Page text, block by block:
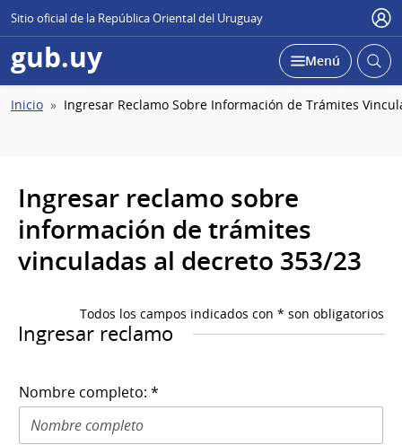
Sitio oficial de la República Oriental del Uruguay
gub.uy Desplegar
Menú Abrir
Ruta
Inicio Ingresar Reclamo Sobre Información de Trámites
Ingresar reclamo sobre
información de trámites
vinculadas al decreto 353/23
Todos los campos indicados con * son obligatorios
Ingresar reclamo
Nombre completo: *